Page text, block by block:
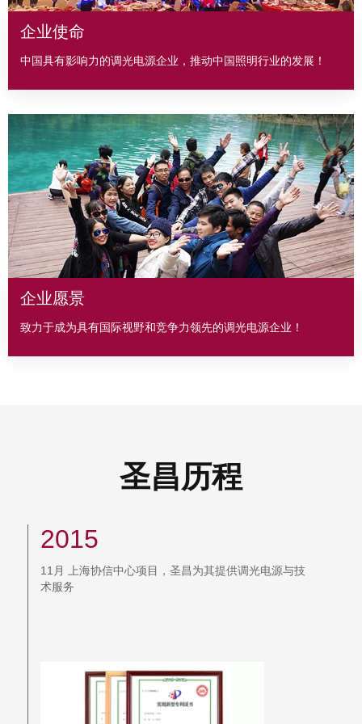
企业使命
中国具有影响力的调光电源企业，推动中国照明行业的发展！​​​​​​​
企业愿景
致力于成为具有国际视野和竞争力领先的调光电源企业！
圣昌历程
2014
11月 北京雁西湖APEC/G20别墅项目，圣昌为其提供
调光电源与技术服务